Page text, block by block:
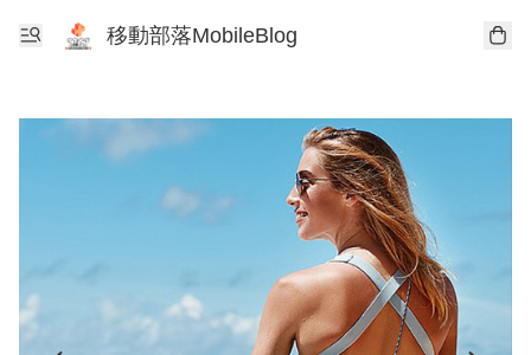
移動部落MobileBlog